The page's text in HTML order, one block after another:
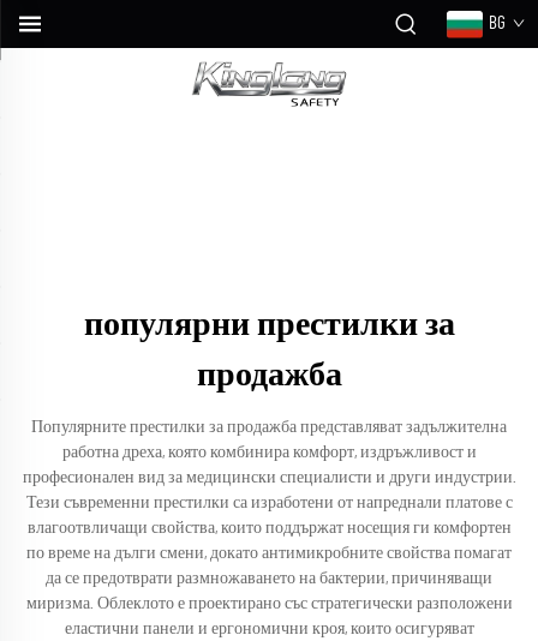
BG
популярни престилки за
продажба
Популярните престилки за продажба представляват задължителна
работна дреха, която комбинира комфорт, издръжливост и
професионален вид за медицински специалисти и други индустрии.
Тези съвременни престилки са изработени от напреднали платове с
влагоотвличащи свойства, които поддържат носещия ги комфортен
по време на дълги смени, докато антимикробните свойства помагат
да се предотврати размножаването на бактерии, причиняващи
миризма. Облеклото е проектирано със стратегически разположени
еластични панели и ергономични кроя, които осигуряват